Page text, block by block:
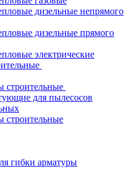
дизельные непрямого
дизельные прямого
электрические
строительные
для пылесосов
строительные
гибки арматуры